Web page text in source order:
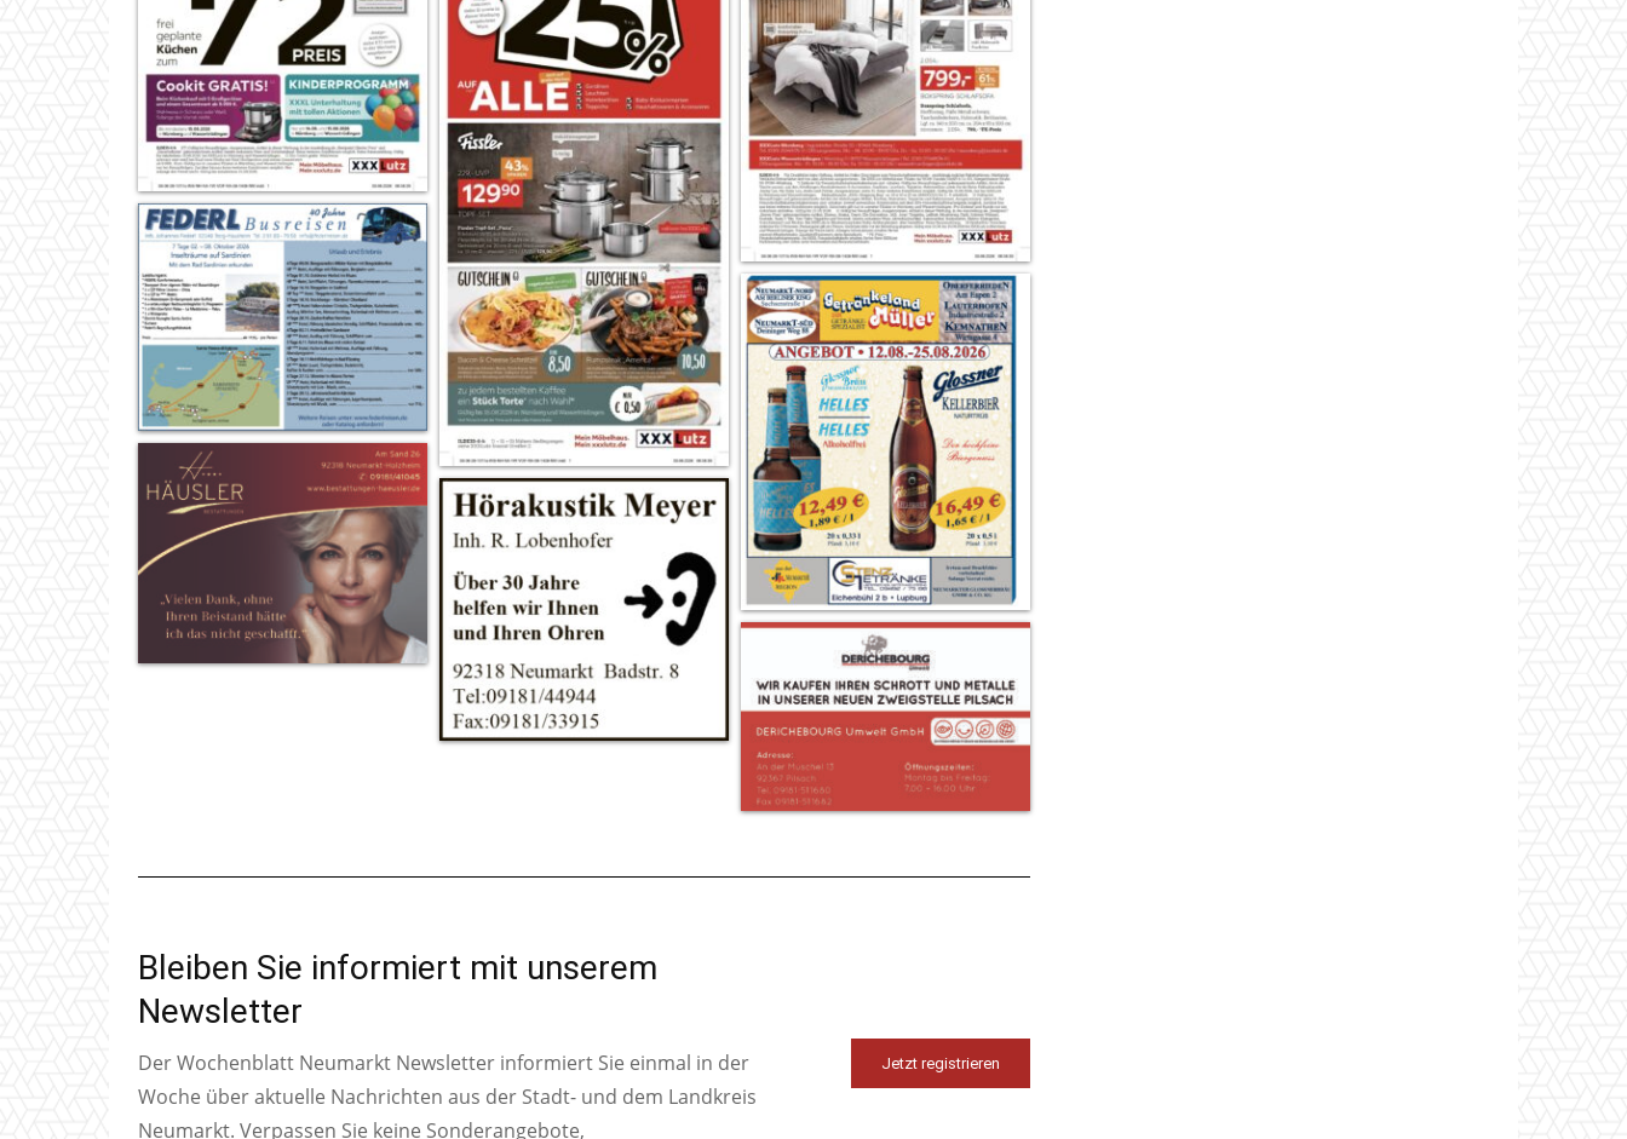
Bleiben Sie informiert mit unserem
Newsletter
Der Wochenblatt Neumarkt Newsletter informiert Sie einmal in der
Woche über aktuelle Nachrichten aus der Stadt- und dem Landkreis
Neumarkt. Verpassen Sie keine Sonderangebote,
Jetzt registrieren